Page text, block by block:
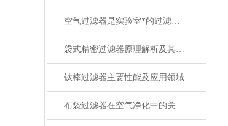
空气过滤器是实验室*的过滤设备
袋式精密过滤器原理解析及其在工业过滤中的应用
钛棒过滤器主要性能及应用领域
布袋过滤器在空气净化中的关键作用